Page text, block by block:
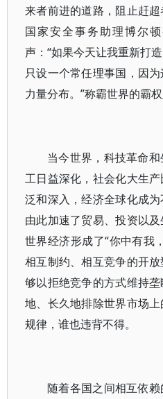
来者前进的道路，阻止赶
国家安全事务助理博尔
声：“如果今天让我重新打
只设一个常任理事国，因
力量分布。”称霸世界的霸
当今世界，科技革命
工日益深化，社会化大生
泛和深入，经济全球化成
由此加速了贸易、投资以
世界经济形成了“你中有我
相互制约、相互竞争的开
够以拒绝竞争的方式维持
地、长久地排除世界市场
规律，谁也违背不得。
随着各国之间相互依